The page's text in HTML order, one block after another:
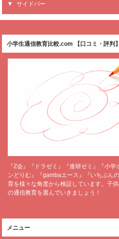
サイドバー
小学生通信教育比較.com 【口コミ・評判】
『Z会』『ドラゼミ』『進研ゼミ』『小
ンどりむ』『gambaエース』『いちぶん
育を様々な角度から検証しています。子
の通信教育を選んでいきましょう！
メニュー